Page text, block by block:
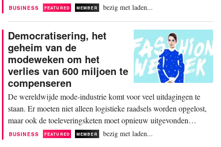
opleveren die tegen 2030 50 miljard
marktaandeel van de Metaverse in de
mode-industrie de komende vijf jaar
naar verwachting toenemen tot 6,61
miljard dollar (6,7 miljard euro)....
BUSINESS FEATURED MEMBER bezig met laden...
Democratisering, het
geheim van de
modeweken om het
verlies van 600 miljoen te
compenseren
De wereldwijde mode-industrie komt voor veel uitdagingen te
staan. Er moeten niet alleen logistieke raadsels worden opgelost,
maar ook de toeleveringsketen moet opnieuw uitgevonden
worden, er moet opnieuw contact gelegd worden met
BUSINESS FEATURED MEMBER bezig met laden...